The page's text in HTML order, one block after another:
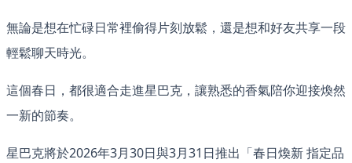
無論是想在忙碌日常裡偷得片刻放鬆，還是想和好友共享一段
輕鬆聊天時光。
這個春日，都很適合走進星巴克，讓熟悉的香氣陪你迎接煥然
一新的節奏。
星巴克將於2026年3月30日與3月31日推出「春日煥新 指定品